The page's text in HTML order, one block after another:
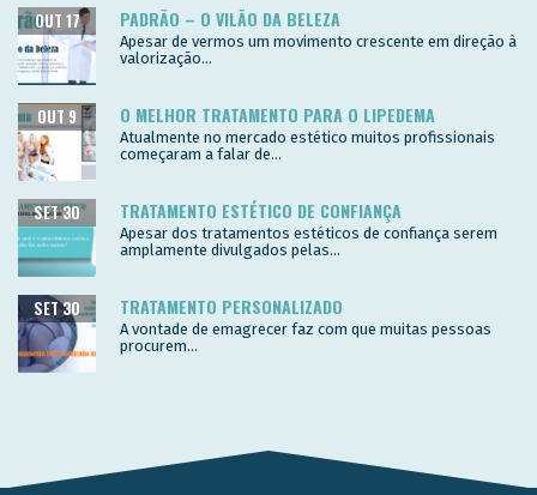
PADRÃO – O VILÃO DA BELEZA
OUT 17
Apesar de vermos um movimento crescente em direção à
valorização...
O MELHOR TRATAMENTO PARA O LIPEDEMA
OUT 9
Atualmente no mercado estético muitos profissionais
começaram a falar de...
TRATAMENTO ESTÉTICO DE CONFIANÇA
SET 30
Apesar dos tratamentos estéticos de confiança serem
amplamente divulgados pelas...
TRATAMENTO PERSONALIZADO
SET 30
A vontade de emagrecer faz com que muitas pessoas
procurem...